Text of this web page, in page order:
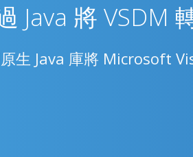
Java 將 VSDM
生 Java 庫將 Microsoft